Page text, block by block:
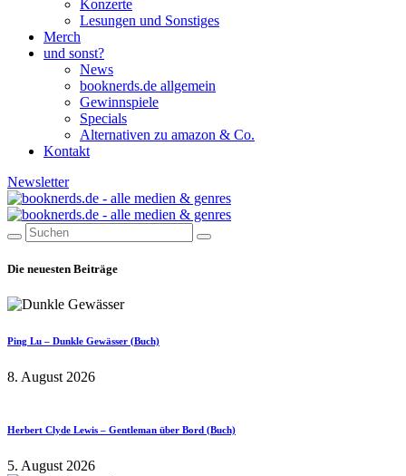
Konzerte
Lesungen und Sonstiges
Merch
und sonst?
News
booknerds.de allgemein
Gewinnspiele
Specials
Alternativen zu amazon & Co.
Kontakt
Newsletter
Die neuesten Beiträge
Ping Lu – Dunkle Gewässer (Buch)
8. August 2026
Herbert Clyde Lewis – Gentleman über Bord (Buch)
5. August 2026